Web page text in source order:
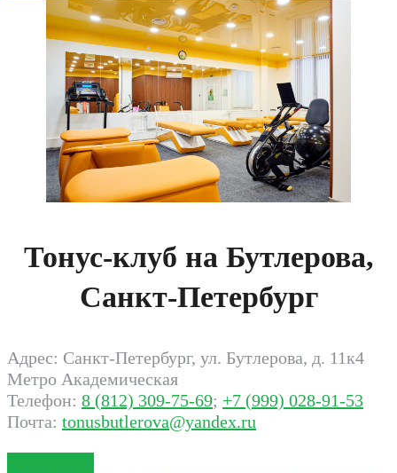
Тонус-клуб на Бутлерова,
Санкт-Петербург
Адрес: Санкт-Петербург, ул. Бутлерова, д. 11к4
Метро Академическая
Телефон: 8 (812) 309-75-69; +7 (999) 028-91-53
Почта: tonusbutlerova@yandex.ru